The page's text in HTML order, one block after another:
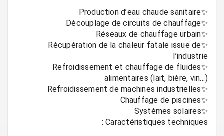
✨Récupération de la chaleur fatale issue de
✨Refroidissement et chauffage de fluides